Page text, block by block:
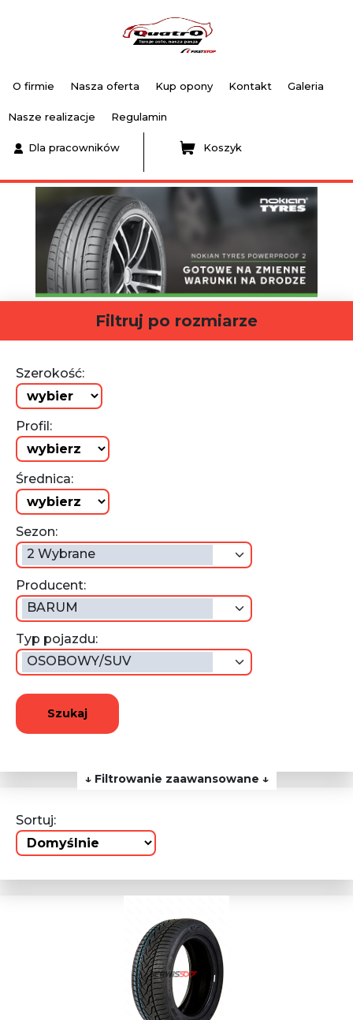
O firmie Nasza oferta Kup opony Kontakt Galeria
Nasze realizacje Regulamin
Dla pracowników Koszyk
Filtruj po rozmiarze
Szerokość:
Profil:
Średnica:
Sezon:
2 Wybrane
Producent:
BARUM
Typ pojazdu:
OSOBOWY/SUV
Szukaj
↓ Filtrowanie zaawansowane ↓
Sortuj: